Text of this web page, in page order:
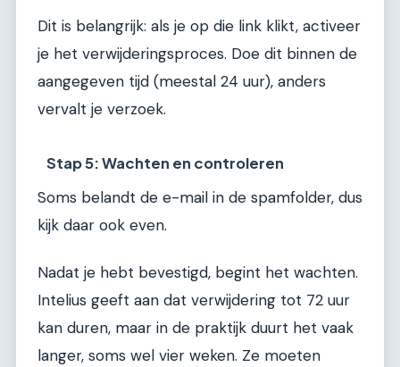
Dit is belangrijk: als je op die link klikt, activeer
je het verwijderingsproces. Doe dit binnen de
aangegeven tijd (meestal 24 uur), anders
vervalt je verzoek.
Stap 5: Wachten en controleren
Soms belandt de e-mail in de spamfolder, dus
kijk daar ook even.
Nadat je hebt bevestigd, begint het wachten.
Intelius geeft aan dat verwijdering tot 72 uur
kan duren, maar in de praktijk duurt het vaak
langer, soms wel vier weken. Ze moeten